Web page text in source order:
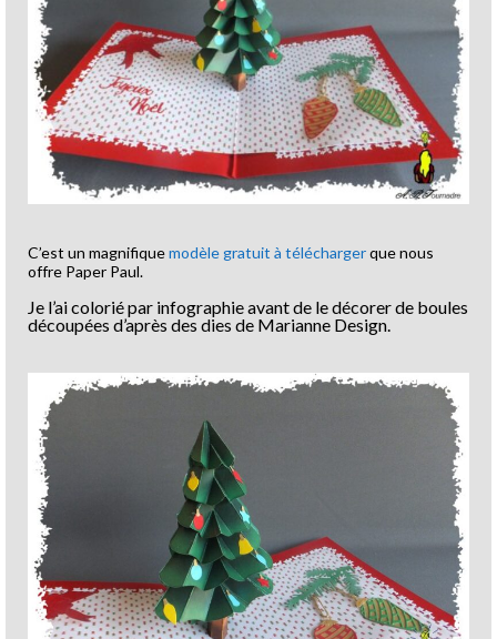
C’est un magnifiquemodèle gratuit à téléchargerque nous
offre Paper Paul.
Je l’ai colorié par infographie avant de le décorer de boules
découpées d’après des dies de Marianne Design.